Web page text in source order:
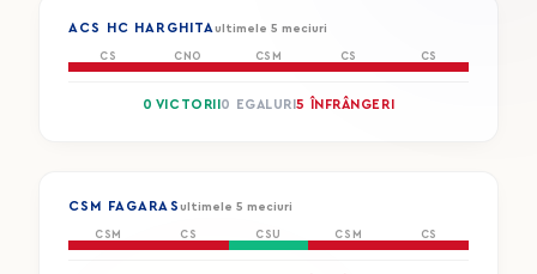
ACS HC HARGHITAultimele 5 meciuri
CS CNO CSM CS CS
0 VICTORII 0 EGALURI5 ÎNFRÂNGERI
CSM FAGARAS ultimele 5 meciuri
CSM CS CSU CSM CS